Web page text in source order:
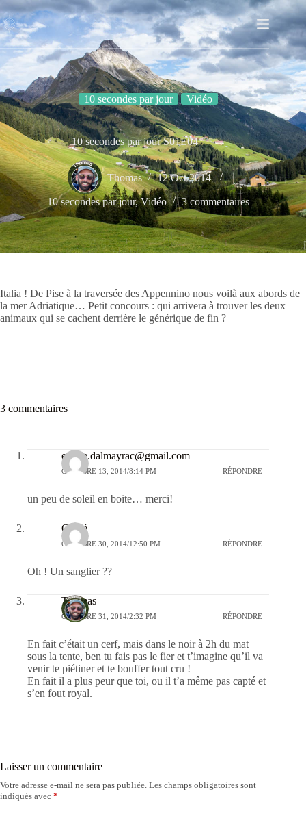
Passer
au
contenu
10 secondes par jour Vidéo
10 secondes par jour S01E04
Thomas 12 Oct 2014
10 secondes par jour,Vidéo 3 commentaires
Italia ! De Pise à la traversée des Appennino nous voilà aux abords de
la mer Adriatique… Petit concours : qui arrivera à trouver les deux
animaux qui se cachent derrière le générique de fin ?
3 commentaires
emilie.dalmayrac@gmail.com
OCTOBRE 13, 2014/8:14 PM RÉPONDRE
un peu de soleil en boite… merci!
Chloé
OCTOBRE 30, 2014/12:50 PM RÉPONDRE
Oh ! Un sanglier ??
Thomas
OCTOBRE 31, 2014/2:32 PM RÉPONDRE
En fait c’était un cerf, mais dans le noir à 2h du mat
sous la tente, ben tu fais pas le fier et t’imagine qu’il va
venir te piétiner et te bouffer tout cru !
En fait il a plus peur que toi, ou il t’a même pas capté et
s’en fout royal.
Laisser un commentaire
Votre adresse e-mail ne sera pas publiée. Les champs obligatoires sont
indiqués avec *